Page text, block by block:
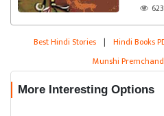
Best Hindi Stories | Hindi Books
Munshi Premchand
More Interesting Options